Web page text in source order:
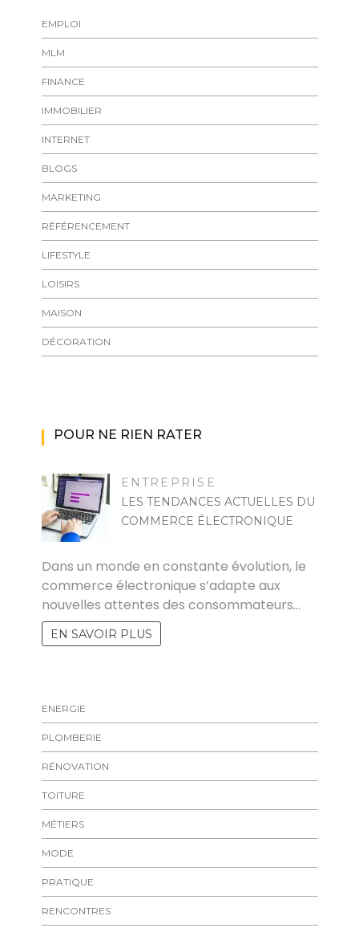
EMPLOI
MLM
FINANCE
IMMOBILIER
INTERNET
BLOGS
MARKETING
RÉFÉRENCEMENT
LIFESTYLE
LOISIRS
MAISON
DÉCORATION
POUR NE RIEN RATER
ENTREPRISE
LES TENDANCES ACTUELLES DU
COMMERCE ÉLECTRONIQUE
Dans un monde en constante évolution, le
commerce électronique s’adapte aux
nouvelles attentes des consommateurs…
EN SAVOIR PLUS
ENERGIE
PLOMBERIE
RÉNOVATION
TOITURE
MÉTIERS
MODE
PRATIQUE
RENCONTRES